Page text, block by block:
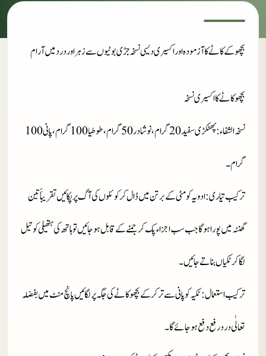
بچھو کے کاٹے کا آزمودہ اور اکسیری دیسی نسخہ جڑی بوٹیوں سے زہر اور درد میں آرام
بچھو کاٹے کا اکسیری نسخہ
نسخہ الشفاء
: پھٹکڑی سفید 20 گرام، نوشادر 50 گرام، طوطیا 100 گرام، پانی 100
گرام۔
ترکیب تیاری: ادویہ کو مٹی کے برتن میں ڈال کر کوئلوں کی آگ پر پکائیں تقریباََ تین
گھنٹہ میں پورا ہوگا جب سب اجزاء پک کر جمنے کے قابل ہوجائیں تو ہاتھ کی ہتھیلی کو تیل
لگا کر ٹکیاں بناتے جائیں۔
ترکیب استعمال: ٹکیہ کو پانی سے تر کرکے بچھو کاٹے کی جگہ پر لگائیں پانچ منٹ میں بفضلہ
تعالٰی درد رفع دفع ہوجائے گا۔